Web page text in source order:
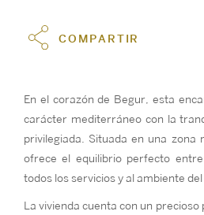
COMPARTIR
En el corazón de Begur, esta
carácter mediterráneo con la
privilegiada. Situada en una zona
ofrece el equilibrio perfecto
todos los servicios y al ambiente del
La vivienda cuenta con un